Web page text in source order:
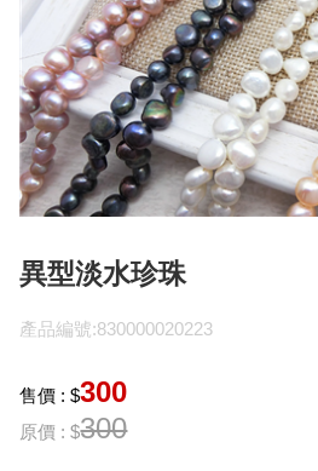
異型淡水珍珠
產品編號:830000020223
售價 : $300
原價 : $300